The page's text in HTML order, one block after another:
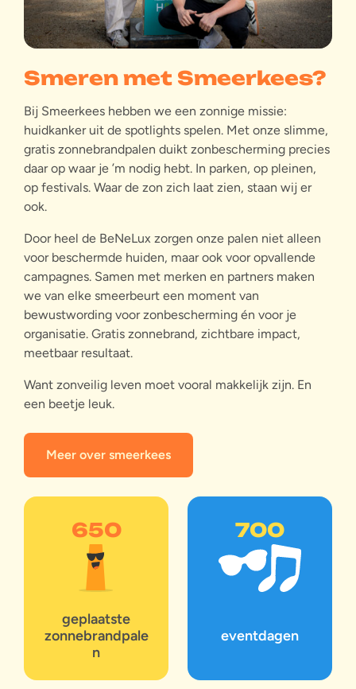
Smeren met Smeerkees?
Bij Smeerkees hebben we een zonnige missie:
huidkanker uit de spotlights spelen. Met onze slimme,
gratis zonnebrandpalen duikt zonbescherming precies
daar op waar je ’m nodig hebt. In parken, op pleinen,
op festivals. Waar de zon zich laat zien, staan wij er
ook.
Door heel de BeNeLux zorgen onze palen niet alleen
voor beschermde huiden, maar ook voor opvallende
campagnes. Samen met merken en partners maken
we van elke smeerbeurt een moment van
bewustwording voor zonbescherming én voor je
organisatie. Gratis zonnebrand, zichtbare impact,
meetbaar resultaat.
Want zonveilig leven moet vooral makkelijk zijn. En
een beetje leuk.
Meer over smeerkees
650
geplaatste
zonnebrandpale
n
700
eventdagen